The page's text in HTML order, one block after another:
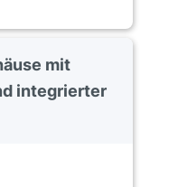
mit
integrierter